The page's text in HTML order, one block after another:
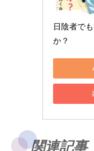
日陰者で
か？
関連記事